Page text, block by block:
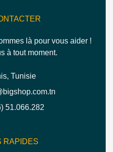
là pour vous aider !
à tout moment.
Tunisie
51.066.282
RAPIDES